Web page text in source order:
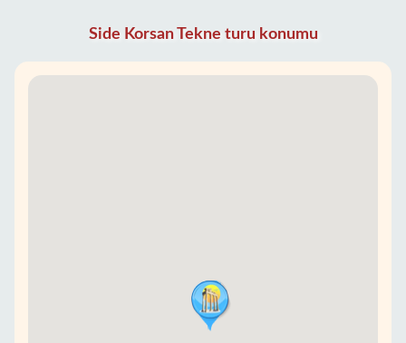
Side Korsan Tekne turu konumu